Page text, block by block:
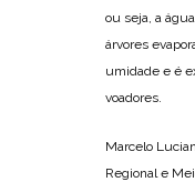
ou seja, a
árvores
umidade e é
voadores.
Marcelo
Regional e